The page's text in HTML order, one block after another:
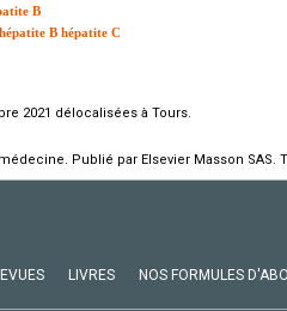
B
B hépatite C
2021 délocalisées à Tours.
Publié par Elsevier Masson SAS.
LIVRES NOS FORMULES